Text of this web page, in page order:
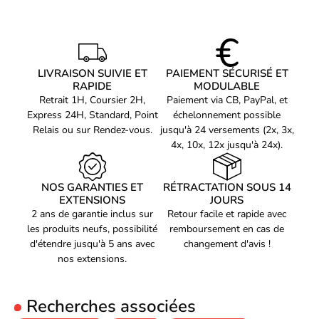
face à toutes les tâches les plus exigeantes.
Une mémoire RAM de 32 Go et un SSD de 2 To pour une
fluidité et une efficacité maximale.
La mémoire vive de 32 Go permet une exécution rapide et fluide
de toutes vos applications, tandis que le SSD de 2 To offre un
espace de stockage généreux pour tous vos fichiers, sans
compromettre les performances. Avec le système d'exploitation
Windows 11 PRO pré-installé, vous bénéficiez d'une interface
fluide et intuitive pour une productivité maximale.
Palette de couleurs
Taux de d'actualisation
maximal
240 Hz
Taux de contraste
1000000:1
Prise en charge HDR
dynamique élevée)
DisplayHDR True Black 500
Processeur
Fabricant de processeur
Famille de processeur
Intel Core Ultra 9
Génération de
processeurs
Intel Core Ultra (Series 2)
Nombre de coeurs de
processeurs
24
LIVRAISON SUIVIE ET
RAPIDE
Retrait 1H, Coursier 2H,
Express 24H, Standard, Point
Relais ou sur Rendez-vous.
PAIEMENT SÉCURISÉ ET
MODULABLE
Paiement via CB, PayPal, et
échelonnement possible
jusqu'à 24 versements (2x, 3x,
4x, 10x, 12x jusqu'à 24x).
NOS GARANTIES ET
EXTENSIONS
2 ans de garantie inclus sur
les produits neufs, possibilité
d'étendre jusqu'à 5 ans avec
nos extensions.
RÉTRACTATION SOUS 14
JOURS
Retour facile et rapide avec
remboursement en cas de
changement d'avis !
Recherches associées